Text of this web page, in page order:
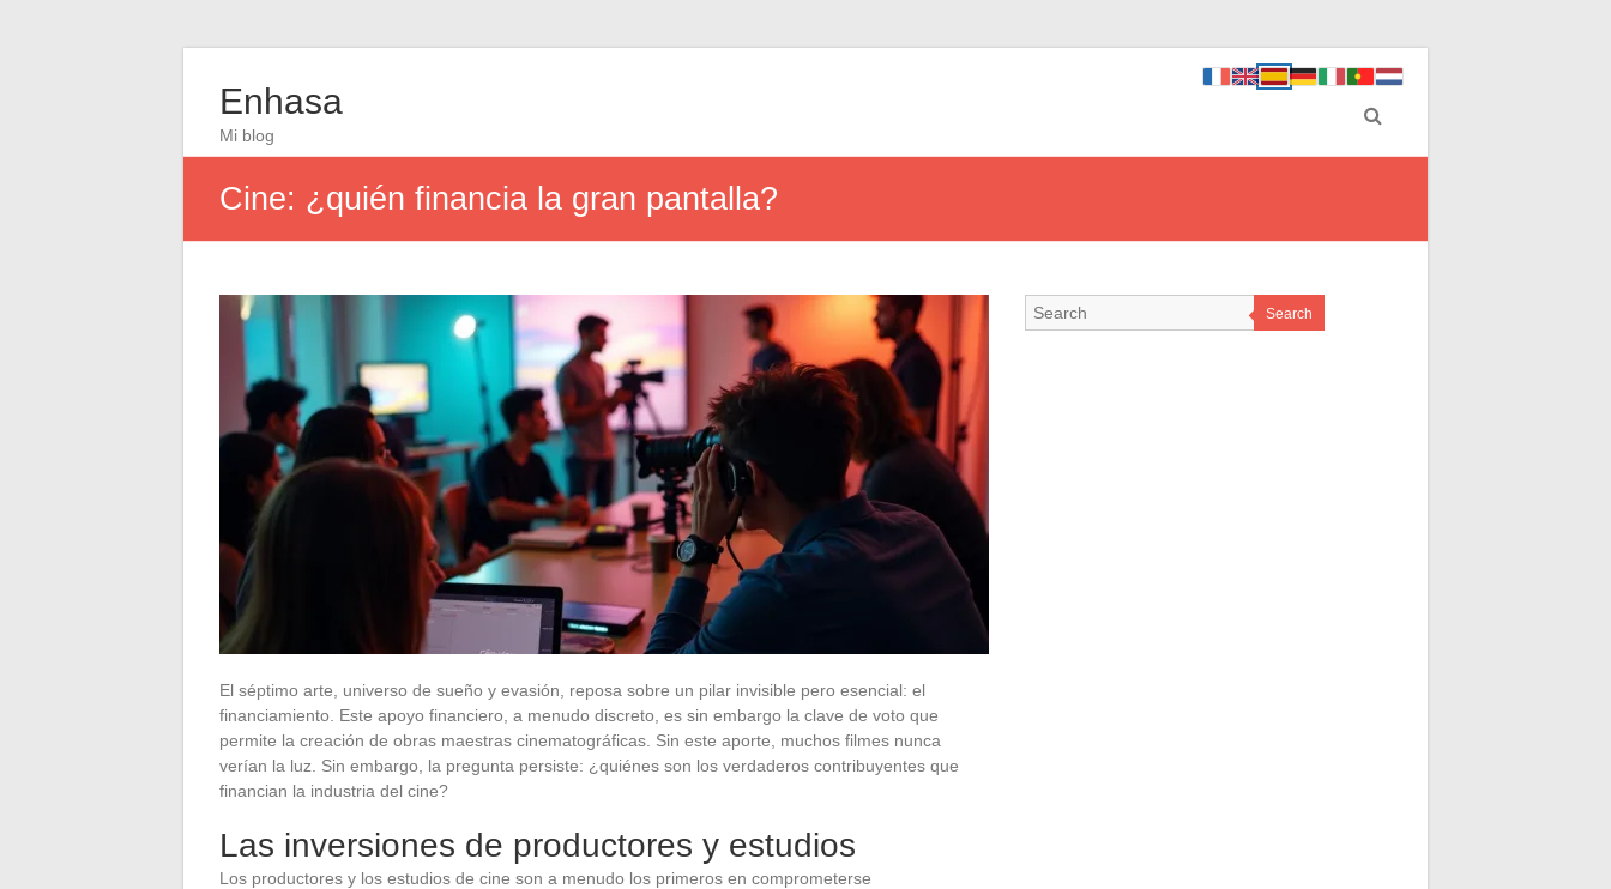
Enhasa
Mi blog
Cine: ¿quién financia la gran pantalla?
El séptimo arte, universo de sueño y evasión, reposa sobre un pilar invisible pero esencial: el
financiamiento. Este apoyo financiero, a menudo discreto, es sin embargo la clave de voto que
permite la creación de obras maestras cinematográficas. Sin este aporte, muchos filmes nunca
verían la luz. Sin embargo, la pregunta persiste: ¿quiénes son los verdaderos contribuyentes que
financian la industria del cine?
Las inversiones de productores y estudios
Los productores y los estudios de cine son a menudo los primeros en comprometerse
Search